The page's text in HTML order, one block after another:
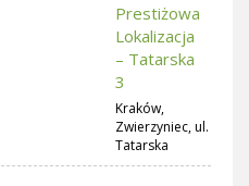
Prestiżowa
Lokalizacja
– Tatarska
3
Kraków,
Zwierzyniec, ul.
Tatarska